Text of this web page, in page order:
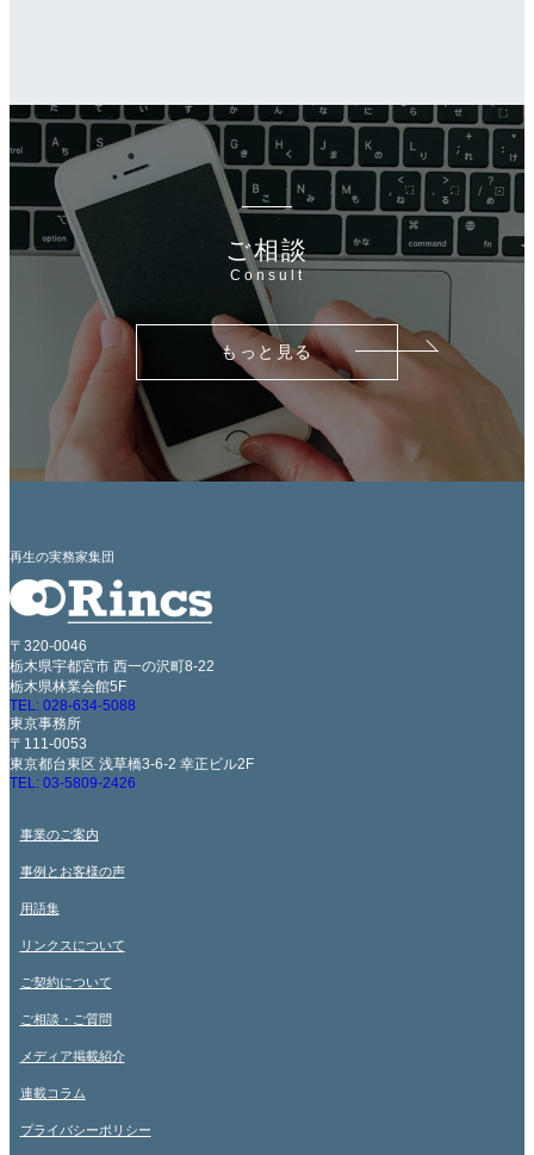
ご相談
Consult
もっと見る
再生の実務家集団
〒320-0046
栃木県宇都宮市 西一の沢町8-22
栃木県林業会館5F
TEL: 028-634-5088
東京事務所
〒111-0053
東京都台東区 浅草橋3-6-2 幸正ビル2F
TEL: 03-5809-2426
事業のご案内
事例とお客様の声
用語集
リンクスについて
ご契約について
ご相談・ご質問
メディア掲載紹介
連載コラム
プライバシーポリシー